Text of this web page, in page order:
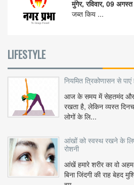
मुंगेर, रविवार, 09
जब्त किय ...
LIFESTYLE
नियमित त्रिकोणासन से
आज के समय में सेहतमंद और
रखता है, लेकिन व्यस्त
लोगों के लि...
आंखों को स्वस्थ रखने के
रोशनी
आंखें हमारे शरीर का वो
बिना जिंदगी की राह बेहद